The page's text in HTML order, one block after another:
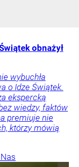
obnażył
wybuchła
o Idze Świątek.
ekspercką
wiedzy, faktów
premiuje nie
którzy mówią